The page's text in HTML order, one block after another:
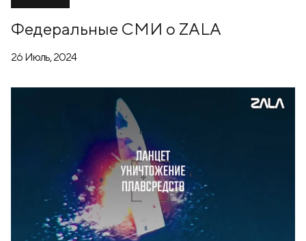
Федеральные СМИ о ZALA
26 Июль, 2024